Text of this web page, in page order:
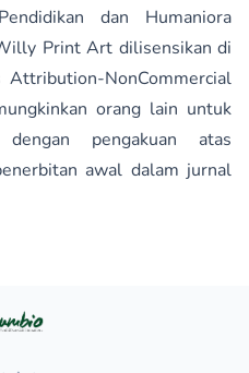
dan Humaniora
Print Art dilisensikan di
Attribution-NonCommercial
orang lain untuk
pengakuan atas
awal dalam jurnal